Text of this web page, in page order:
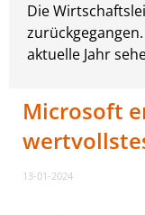
Die
aktuelle Jahr
Microsoft
13-01-2024